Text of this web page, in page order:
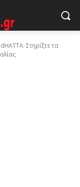
Στηρίξτε τα